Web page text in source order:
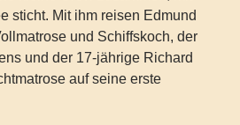
sticht. Mit ihm reisen Edmund
und Schiffskoch, der
und der 17-jährige Richard
auf seine erste